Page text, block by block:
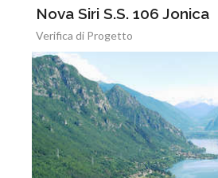
Nova Siri S.S. 106 Jonica
Verifica di Progetto